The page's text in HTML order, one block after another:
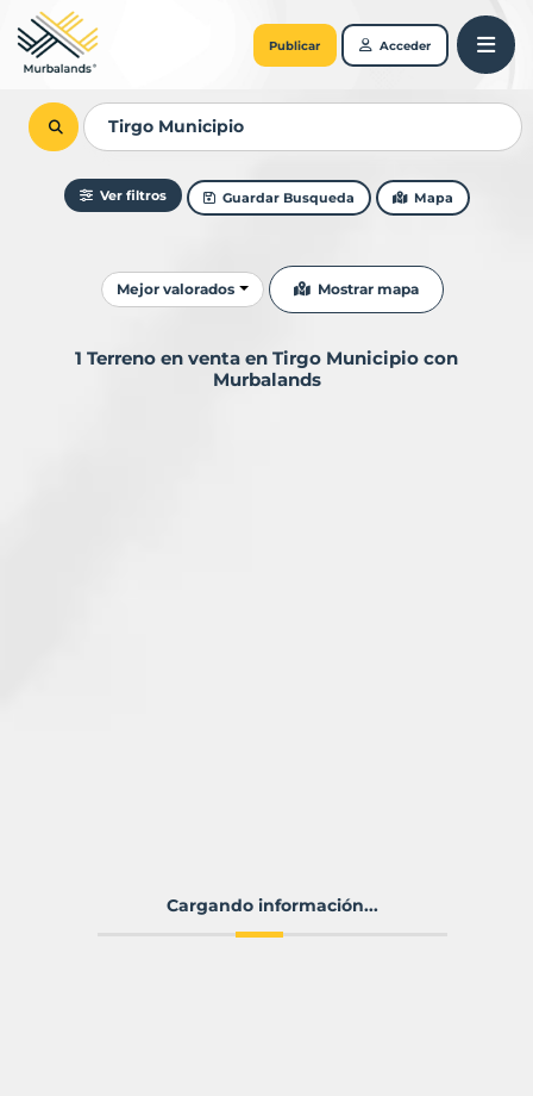
Publicar Acceder
Ver filtros Guardar Busqueda Mapa
Ordenar resultados
Mejor valorados Mostrar mapa
1 Terreno en venta en Tirgo Municipio con
Murbalands
Cargando información...